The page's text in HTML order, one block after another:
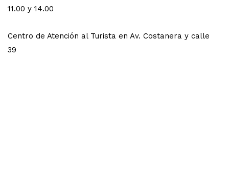
11.00 y 14.00
Centro de Atención al Turista en Av. Costanera y calle
39